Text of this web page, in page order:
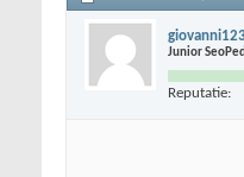
Junior
Reputatie: